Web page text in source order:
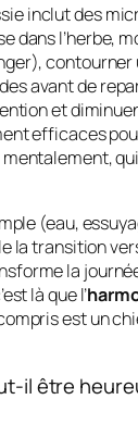
inclut des
dans l’herbe,
contourner
avant de
et
efficaces
(eau,
la transition
la
là que l’
est un
il être